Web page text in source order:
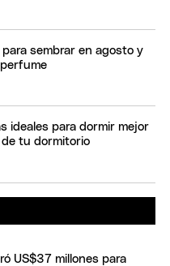
sembrar en agosto y
perfume
ideales para dormir mejor
tu dormitorio
US$37 millones para